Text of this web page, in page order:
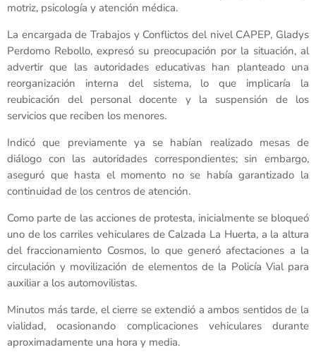
motriz, psicología y atención médica.
La encargada de Trabajos y Conflictos del nivel CAPEP, Gladys
Perdomo Rebollo, expresó su preocupación por la situación, al
advertir que las autoridades educativas han planteado una
reorganización interna del sistema, lo que implicaría la
reubicación del personal docente y la suspensión de los
servicios que reciben los menores.
Indicó que previamente ya se habían realizado mesas de
diálogo con las autoridades correspondientes; sin embargo,
aseguró que hasta el momento no se había garantizado la
continuidad de los centros de atención.
Como parte de las acciones de protesta, inicialmente se bloqueó
uno de los carriles vehiculares de Calzada La Huerta, a la altura
del fraccionamiento Cosmos, lo que generó afectaciones a la
circulación y movilización de elementos de la Policía Vial para
auxiliar a los automovilistas.
Minutos más tarde, el cierre se extendió a ambos sentidos de la
vialidad, ocasionando complicaciones vehiculares durante
aproximadamente una hora y media.